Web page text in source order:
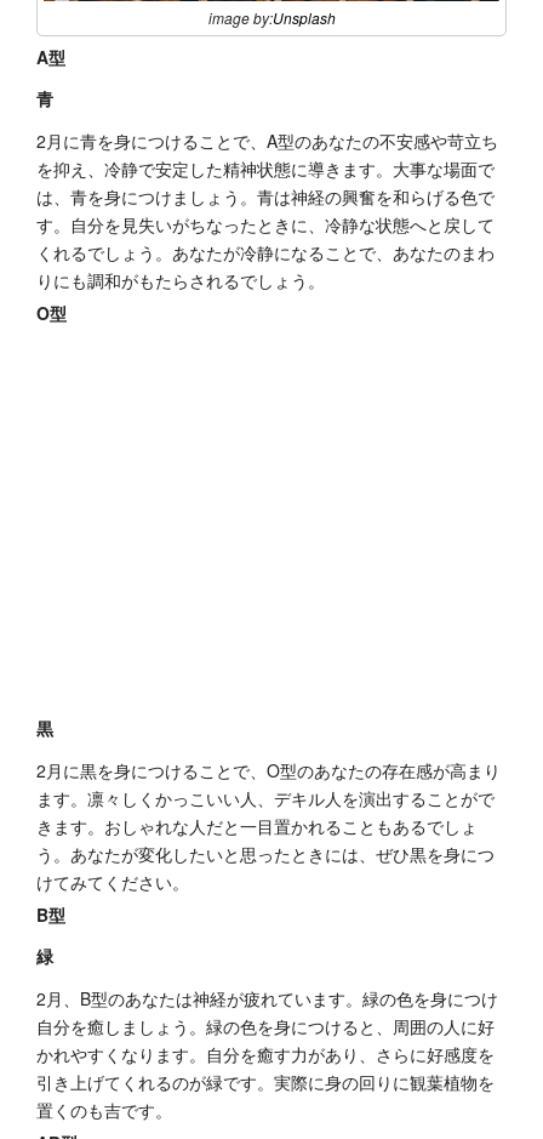
image by:Unsplash
A型
青
2月に青を身につけることで、A型のあなたの不安感や苛立ち
を抑え、冷静で安定した精神状態に導きます。大事な場面で
は、青を身につけましょう。青は神経の興奮を和らげる色で
す。自分を見失いがちなったときに、冷静な状態へと戻して
くれるでしょう。あなたが冷静になることで、あなたのまわ
りにも調和がもたらされるでしょう。
O型
黒
2月に黒を身につけることで、O型のあなたの存在感が高まり
ます。凛々しくかっこいい人、デキル人を演出することがで
きます。おしゃれな人だと一目置かれることもあるでしょ
う。あなたが変化したいと思ったときには、ぜひ黒を身につ
けてみてください。
B型
緑
2月、B型のあなたは神経が疲れています。緑の色を身につけ
自分を癒しましょう。緑の色を身につけると、周囲の人に好
かれやすくなります。自分を癒す力があり、さらに好感度を
引き上げてくれるのが緑です。実際に身の回りに観葉植物を
置くのも吉です。